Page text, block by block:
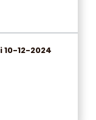
10-12-2024